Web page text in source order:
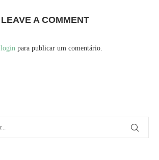
LEAVE A COMMENT
login para publicar um comentário.